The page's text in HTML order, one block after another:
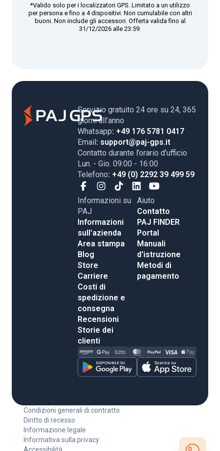
*Valido solo per i localizzatori GPS. Limitato a un utilizzo
per persona e fino a 4 dispositivi. Non cumulabile con altri
buoni. Non include gli accessori. Offerta valida fino al
31/12/2026 alle 23:59.
Servizio gratuito 24 ore su 24, 365
giorni all’anno
Whatsapp: +49 176 5781 0417
Email: support@paj-gps.it
Contatto durante l’orario d’ufficio
Lun. - Gio. 09:00 - 16:00
Telefono: +49 (0) 2292 39 499 59
Informazioni su
PAJ
Informazioni
sull'azienda
Area stampa
Blog
Store
Carriere
Costi di
spedizione e
consegna
Recensioni
Storie dei
clienti
Aiuto
Contatto
PAJ FINDER
Portal
Manuali
d'istruzione
Metodi di
pagamento
Condizioni generali di contratto
Diritto di recesso
Informazione legale
Informativa sulla privacy
Accessibilità